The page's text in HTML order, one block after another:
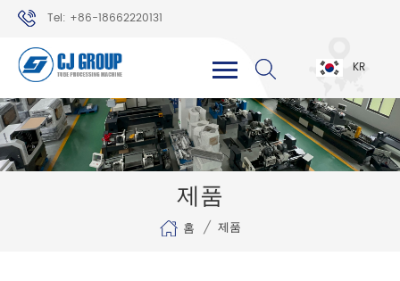
Tel: +86-18662220131
WhatsApp: +86-18662220131
KR
제품
홈 / 제품